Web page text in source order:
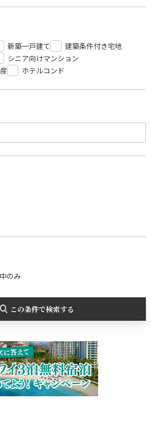
新築一戸建て
建築条件付き宅地
シニア向けマンション
ホテルコンド
のみ
この条件で検索する